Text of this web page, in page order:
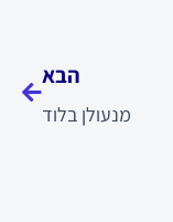
הבא
מנעולן בלוד